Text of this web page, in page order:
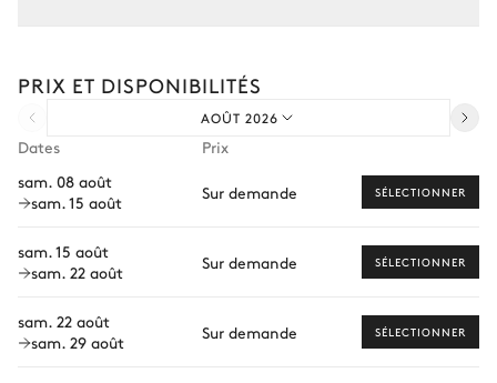
Four
Four à micro-ondes
Cafetière à dosette
Nespresso
Grille pain
Blender / Mixeur
Lave vaisselle
Bouilloire
Machine à glaçons
Transfert à l'arrivée et au départ
Courses livrées avant l'arrivée
Chef à domicile
Bien-être à domicile
Babysitter
PRIX ET DISPONIBILITÉS
AOÛT 2026
Dates
Prix
sam. 08 août
sam. 15 août
Sur demande SÉLECTIONNER
sam. 15 août
sam. 22 août
Sur demande SÉLECTIONNER
sam. 22 août
sam. 29 août
Sur demande SÉLECTIONNER